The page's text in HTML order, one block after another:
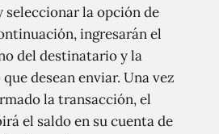
seleccionar la opción de
ingresarán el
del destinatario y la
desean enviar. Una vez
la transacción, el
el saldo en su cuenta de